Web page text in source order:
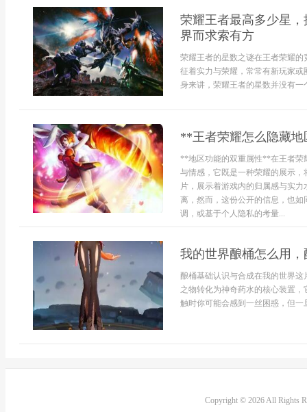
荣耀王者最高多少星
界而求索有方
荣耀王者的星数之谜在王者荣耀
征着实力与荣耀，常常有新玩家
身来讲，荣耀王者的星数并没有一
**王者荣耀怎么隐藏
**地区功能的双重属性**在王者荣
与情感，它既是一种荣耀的展示
片，展示着游戏内的归属感与实
离，然而，这份公开的信息，也
调，或基于个人隐私的考量...
我的世界酿桶怎么用
酿桶基础认识与合成在我的世界
之物转化为神奇药水的核心装置
触时你可能会感到一丝困惑，但
Copyright © 2026 All Rights